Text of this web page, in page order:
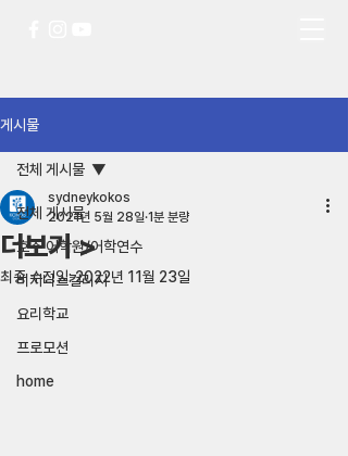
게시물
전체 게시물
호주 어학원/어학연수
비지니스컬리지
요리학교
프로모션
home
전체 게시물
더보기 >
sydneykokos
2021년 5월 28일 1분 분량
최종 수정일:2022년 11월 23일